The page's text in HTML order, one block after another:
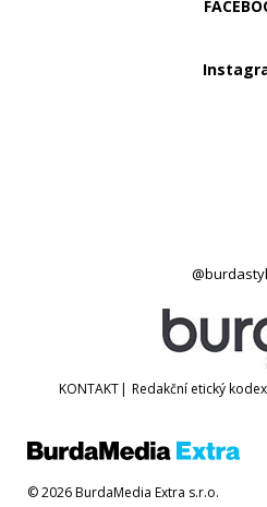
KONTAKT| Redakční etický kodex
© 2026 BurdaMedia Extra s.r.o.